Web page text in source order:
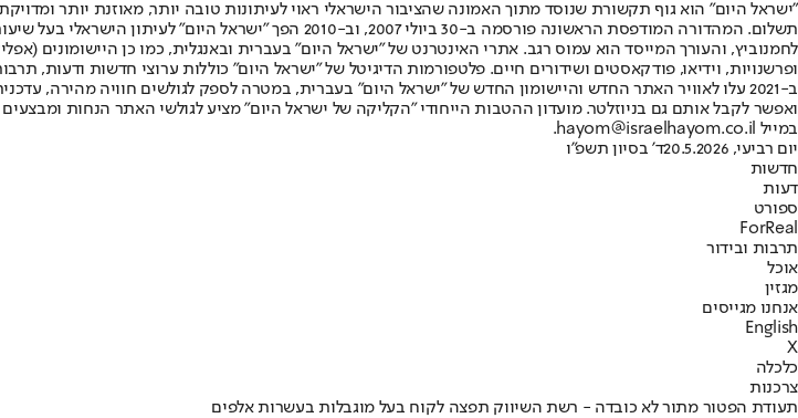
"ישראל היום" הוא גוף תקשורת שנוסד מתוך האמונה שהציבור הישראלי ראוי לעיתונות טובה יותר, מאוזנת יותר
תשלום. המהדורה המודפסת הראשונה פורסמה ב-30 ביולי 2007, וב-
ופרשנויות, וידיאו, פודקאסטים ושידורים חיים. פלטפורמות הדיגיטל של "ישראל היום" כוללות ערוצי חדשות ודעות,
ב-2021 עלו לאוויר האתר החדש והיישומון החדש של "ישראל היום" בעברית, במטרה לספק לגולשים חוויה מהירה,
ואפשר לקבל אותם גם בניוזלטר. מועדון ההטבות הייחודי "הקליקה של ישראל היום" מציע לגולשי האתר הנחות
במייל hayom@israelhayom.co.il.
יום רביעי, 20.5.2026
ד' בסיון תשפ"ו
חדשות
דעות
ספורט
ForReal
תרבות ובידור
אוכל
מגזין
אנחנו מגייסים
English
X
כלכלה
צרכנות
תעודת הפטור מתור לא כובדה - רשת השיווק תפצה לקוח בעל מוגבלות בעשרות אלפים